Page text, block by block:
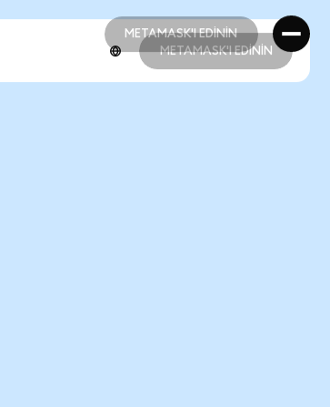
METAMASK'I EDİNİN
METAMASK'I EDİNİN
METAMASK'I EDİNİN